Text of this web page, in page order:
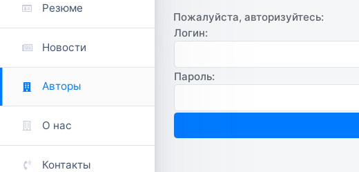
Резюме
Новости
Авторы
О нас
Контакты
Пожалуйста, авторизуйтесь:
Логин:
Пароль: